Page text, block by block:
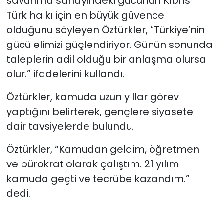
Türk halkı için en büyük güvence
olduğunu söyleyen Öztürkler, “Türkiye’nin
gücü elimizi güçlendiriyor. Günün sonunda
taleplerin adil olduğu bir anlaşma olursa
olur.” ifadelerini kullandı.
Öztürkler, kamuda uzun yıllar görev
yaptığını belirterek, gençlere siyasete
dair tavsiyelerde bulundu.
Öztürkler, “Kamudan geldim, öğretmen
ve bürokrat olarak çalıştım. 21 yılım
kamuda geçti ve tecrübe kazandım.”
dedi.